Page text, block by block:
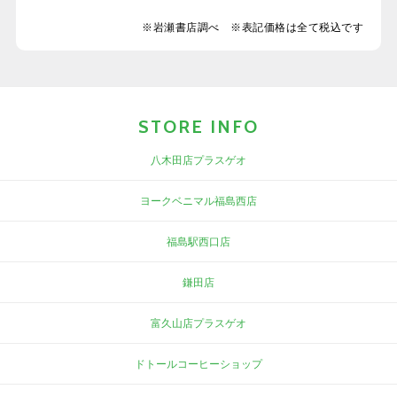
※岩瀬書店調べ ※表記価格は全て税込です
STORE INFO
八木田店プラスゲオ
ヨークベニマル福島西店
福島駅西口店
鎌田店
富久山店プラスゲオ
ドトールコーヒーショップ